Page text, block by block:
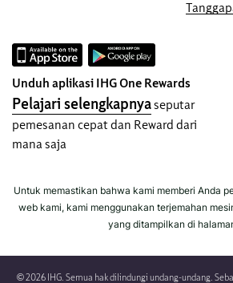
Unduh aplikasi IHG One Rewards
Pelajari selengkapnyaseputar
pemesanan cepat dan Reward dari
mana saja
Kami tidak mengenakan biaya
langsung dengan kami.
Privasi Data dan Keamanan
IHG memperlakukan privasi
serius dan berusaha
Semua informasi pribadi yang
berikan dienkripsi dan aman.
Untuk memastikan bahwa kami memberi Anda
web kami, kami menggunakan terjemahan
yang ditampilkan di
© 2026 IHG. Semua hak dilindungi undang-undang.